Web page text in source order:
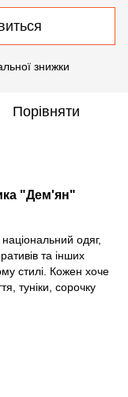
знижки
Порівняти
"Дем'ян"
одяг,
та інших
стилі. Кожен хоче
туніки, сорочку